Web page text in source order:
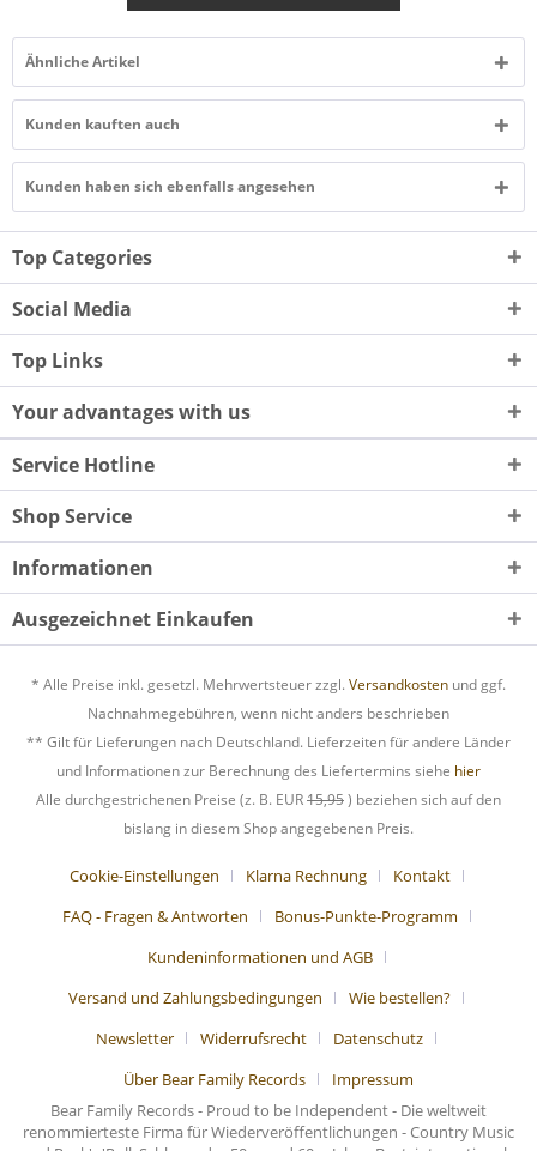
Ähnliche Artikel
Kunden kauften auch
Kunden haben sich ebenfalls angesehen
Top Categories
Social Media
Top Links
Your advantages with us
Service Hotline
Shop Service
Informationen
Ausgezeichnet Einkaufen
* Alle Preise inkl. gesetzl. Mehrwertsteuer zzgl. Versandkosten und ggf.
Nachnahmegebühren, wenn nicht anders beschrieben
** Gilt für Lieferungen nach Deutschland. Lieferzeiten für andere Länder
und Informationen zur Berechnung des Liefertermins siehe hier
Alle durchgestrichenen Preise (z. B. EUR15,95) beziehen sich auf den
bislang in diesem Shop angegebenen Preis.
Cookie-Einstellungen Klarna Rechnung
Kontakt
FAQ - Fragen & Antworten
Bonus-Punkte-Programm
Kundeninformationen und AGB
Versand und Zahlungsbedingungen
Wie bestellen?
Newsletter
Widerrufsrecht
Datenschutz
Über Bear Family Records
Impressum
Bear Family Records - Proud to be Independent - Die weltweit
renommierteste Firma für Wiederveröffentlichungen - Country Music